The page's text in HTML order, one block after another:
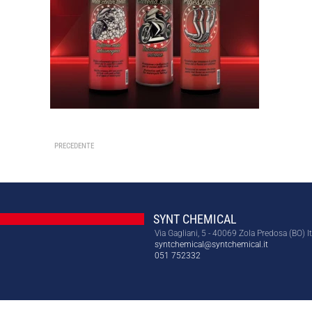
PRECEDENTE
SYNT CHEMICAL
Via Gagliani, 5 - 40069 Zola Predosa (BO)
syntchemical@syntchemical.it
051 752332